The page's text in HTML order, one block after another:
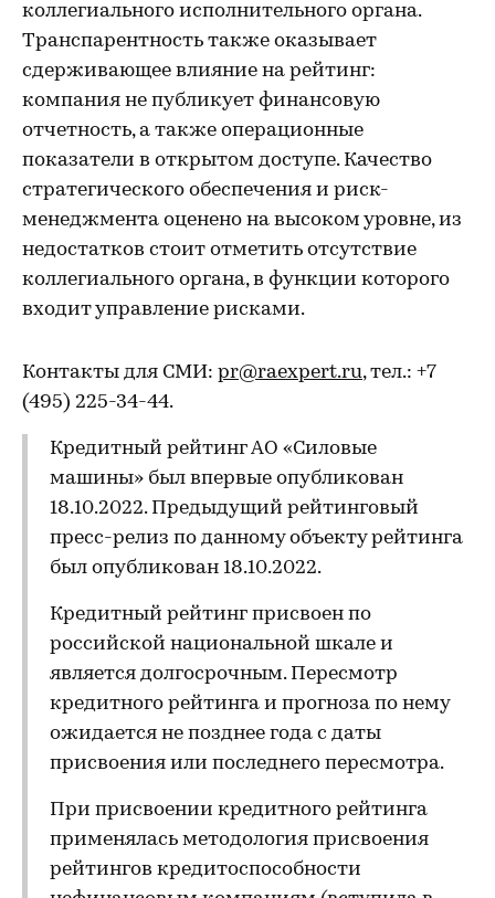
коллегиального исполнительного органа.
Транспарентность также оказывает
сдерживающее влияние на рейтинг:
компания не публикует финансовую
отчетность, а также операционные
показатели в открытом доступе. Качество
стратегического обеспечения и риск-
менеджмента оценено на высоком уровне, из
недостатков стоит отметить отсутствие
коллегиального органа, в функции которого
входит управление рисками.
Контакты для СМИ: pr@raexpert.ru, тел.: +7
(495) 225-34-44.
Кредитный рейтинг АО «Силовые
машины» был впервые опубликован
18.10.2022. Предыдущий рейтинговый
пресс-релиз по данному объекту рейтинга
был опубликован 18.10.2022.
Кредитный рейтинг присвоен по
российской национальной шкале и
является долгосрочным. Пересмотр
кредитного рейтинга и прогноза по нему
ожидается не позднее года с даты
присвоения или последнего пересмотра.
При присвоении кредитного рейтинга
применялась методология присвоения
рейтингов кредитоспособности